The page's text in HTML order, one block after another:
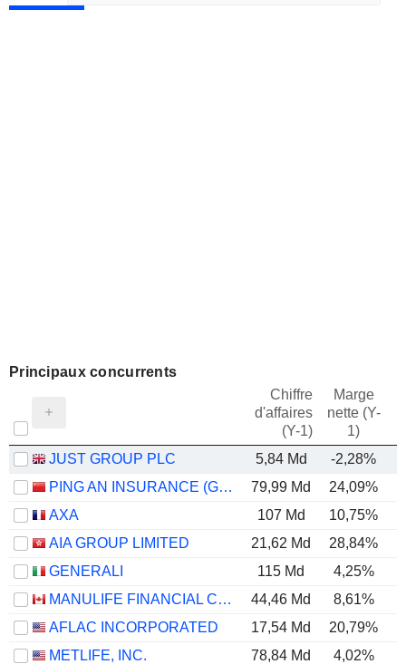
Principaux concurrents
Chiffre
d'affaires
(Y-1)
Marge
nette (Y-
1)
JUST GROUP PLC 5,84 Md -2,28%
PING AN INSURANCE (GROUP) COMPANY OF CHINA, LTD.
79,99 Md 24,09%
AXA
107 Md 10,75%
AIA GROUP LIMITED
21,62 Md 28,84%
GENERALI
115 Md 4,25%
MANULIFE FINANCIAL CORPORATION
44,46 Md
8,61%
AFLAC INCORPORATED
17,54 Md 20,79%
METLIFE, INC.
78,84 Md 4,02%